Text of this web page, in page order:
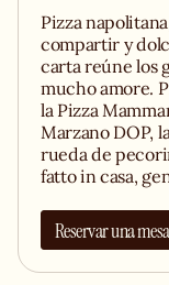
Pizza
compartir y
carta reúne los
mucho amore.
la Pizza
Marzano DOP,
rueda de
fatto in casa,
Reservar una mesa